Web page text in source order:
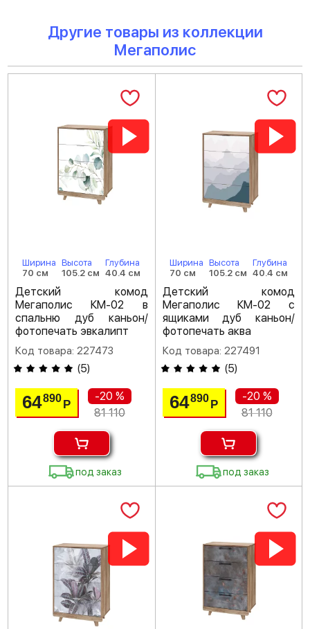
Другие товары из коллекции
Мегаполис
Ширина
70 см
Высота
105.2 см
Глубина
40.4 см
Детский комод
Мегаполис КМ-02 в
спальню дуб каньон/
фотопечать эвкалипт
Код товара: 227473
(5)
64890Р
-20 %
81 110
под заказ
Ширина
70 см
Высота
105.2 см
Глубина
40.4 см
Детский комод
Мегаполис КМ-02 с
ящиками дуб каньон/
фотопечать аква
Код товара: 227491
(5)
64890 Р
-20 %
81 110
под заказ